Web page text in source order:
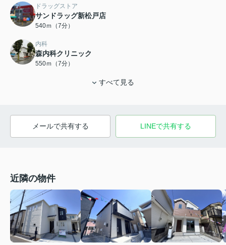
ドラッグストア
サンドラッグ新松戸店
540ｍ（7分）
内科
森内科クリニック
550ｍ（7分）
すべて見る
メールで共有する LINEで共有する
近隣の物件